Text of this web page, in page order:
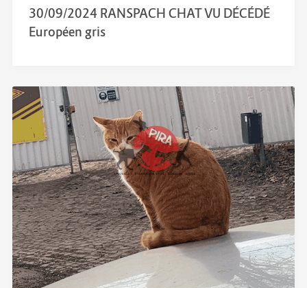
30/09/2024 RANSPACH CHAT VU DÉCÉDÉ
Européen gris